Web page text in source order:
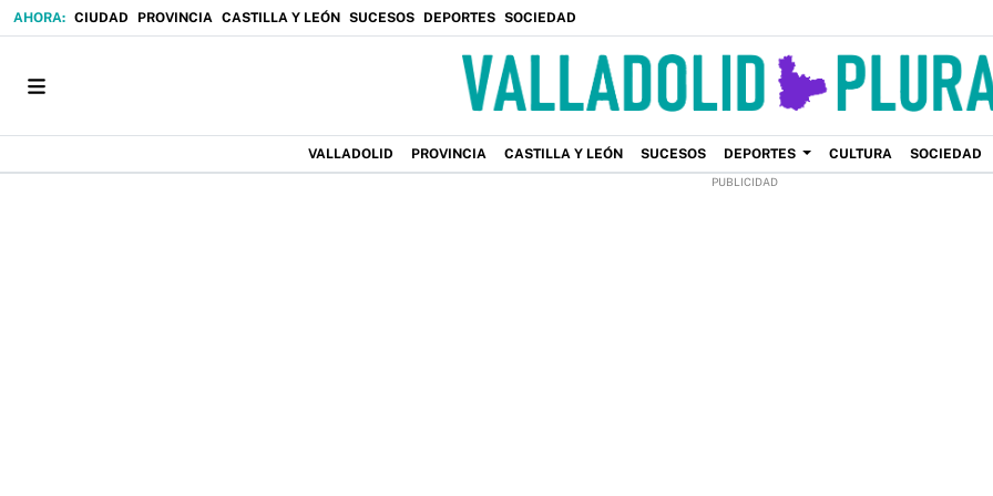
CIUDAD PROVINCIA CASTILLA Y LEÓN SUCESOS DEPORTES SOCIEDAD
VALLADOLID PROVINCIA CASTILLA Y LEÓN SUCESOS DEPORTES CULTURA SOCIEDAD